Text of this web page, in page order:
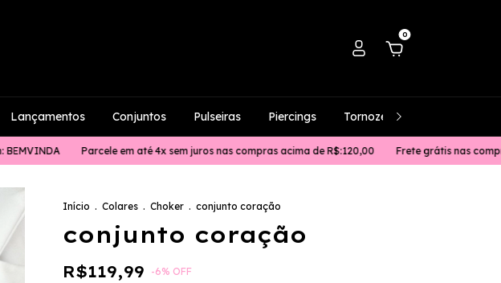
0
Lançamentos Conjuntos Pulseiras Piercings Tornozeleiras
Parcele em até 4x sem juros nas compras acima de R$:120,00 Frete grátis nas compras acima
Início . Colares . Choker . conjunto coração
conjunto coração
R$119,99 -6% OFF